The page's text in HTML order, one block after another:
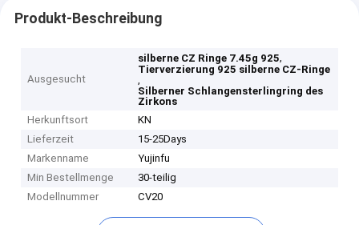
Produkt-Beschreibung
Ausgesucht
silberne CZ Ringe 7.45g 925,
Tierverzierung 925 silberne CZ-Ringe
,
Silberner Schlangensterlingring des
Zirkons
Herkunftsort
KN
Lieferzeit
15-25Days
Markenname
Yujinfu
Min Bestellmenge
30-teilig
Modellnummer
CV20